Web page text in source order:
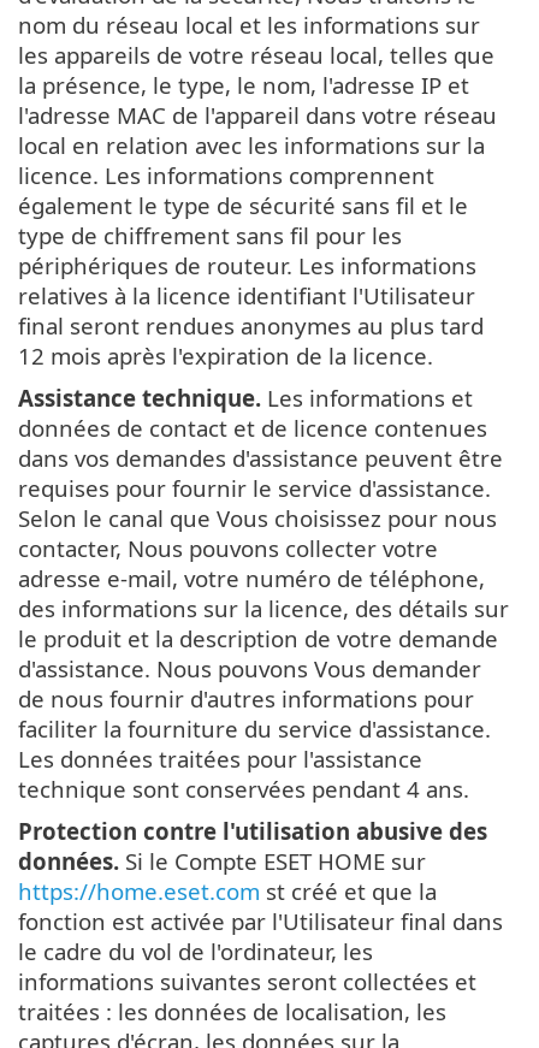
nom du réseau local et les informations sur
les appareils de votre réseau local, telles que
la présence, le type, le nom, l'adresse IP et
l'adresse MAC de l'appareil dans votre réseau
local en relation avec les informations sur la
licence. Les informations comprennent
également le type de sécurité sans fil et le
type de chiffrement sans fil pour les
périphériques de routeur. Les informations
relatives à la licence identifiant l'Utilisateur
final seront rendues anonymes au plus tard
12 mois après l'expiration de la licence.
Assistance technique. Les informations et
données de contact et de licence contenues
dans vos demandes d'assistance peuvent être
requises pour fournir le service d'assistance.
Selon le canal que Vous choisissez pour nous
contacter, Nous pouvons collecter votre
adresse e-mail, votre numéro de téléphone,
des informations sur la licence, des détails sur
le produit et la description de votre demande
d'assistance. Nous pouvons Vous demander
de nous fournir d'autres informations pour
faciliter la fourniture du service d'assistance.
Les données traitées pour l'assistance
technique sont conservées pendant 4 ans.
Protection contre l'utilisation abusive des
données. Si le Compte ESET HOME sur
https://home.eset.com st créé et que la
fonction est activée par l'Utilisateur final dans
le cadre du vol de l'ordinateur, les
informations suivantes seront collectées et
traitées : les données de localisation, les
captures d'écran, les données sur la